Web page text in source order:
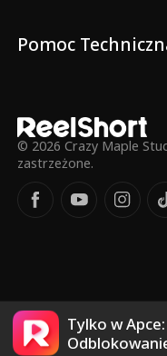
Pomoc
© 2026 Crazy Maple
zastrzeżone.
Tylko w